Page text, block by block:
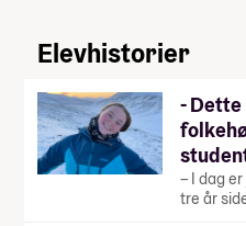
Elevhistorier
-
– I dag
tre år